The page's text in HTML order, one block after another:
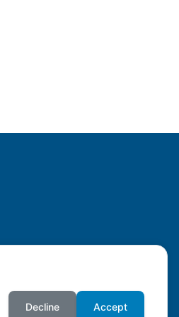
Decline Accept